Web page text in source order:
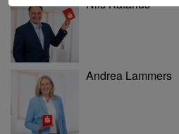
Nils Katarius
Andrea Lammers